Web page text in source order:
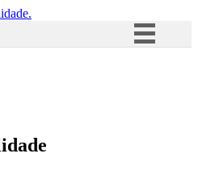
Acesso à informação